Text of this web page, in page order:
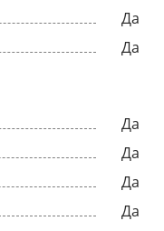
Да
Да
Да
Да
Да
Да